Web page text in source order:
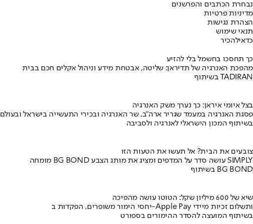
נבחרת הכתבים והפרשנים
מדיניות פרטיות
הצהרת נגישות
תנאי שימוש
כדאילהכיר
כך תחסכו בחשמל בלי להזיע
מהפכת האנרגיה של תדיראן: שליטה, אבטחת מידע וניהול אקלים חכם בבית
בשיתוף TADIRAN
בצל איומי איראן: כך נערך משק האנרגיה
פסגת האנרגיה במעמד שגריר ארה"ב, שר האנרגיה ובכירי התעשייה בישראל ובעולם
בשיתוף המכון הישראלי לאנרגיה ולסביבה
צובעים את הבית? אל תעשו את הטעות הזו
מומחה BG BOND עושה סדר על המדפים ומציג את מותג הצבע SIMPLY
בשיתוף BG BOND
שיא של 600 מיליון שקל: הטוטו עושה מהפיכה
יחסי הימור משופרים, הפקדות ב-Apple Pay ותשלום זכיות מיידי
בשיתוף המועצה להסדר ההימורים בספורט